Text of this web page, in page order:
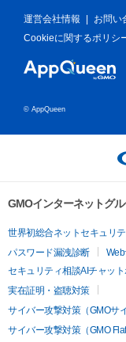
運営会社情報 お問い
Cookieに関するポリシ
© AppQueen
GMOインターネットグ
世界初総合ネットセキュリ
パスワード漏洩診断
セキュリティ相談AIチャット
実在証明・盗聴対策
サイバー攻撃対策（GMOサ
サイバー攻撃対策（GMO